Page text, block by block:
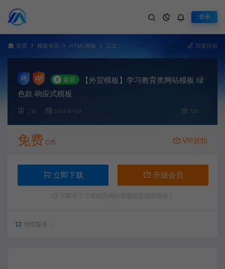
登录
首页 模板专区 HTML模板 正文 我要投稿
# 最新
【外贸模板】学习教育类网站模板 绿
色款 响应式模板
二哥 2024-07-04 725
免费 C币 VIP折扣
立即下载 升级会员
增值服务：